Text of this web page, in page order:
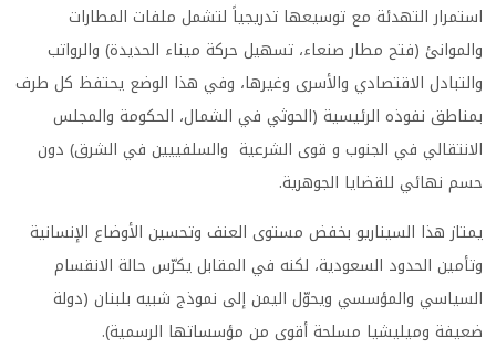
استمرار التهدئة مع توسيعها تدريجياً لتشمل ملفات المطارات
والموانئ (فتح مطار صنعاء، تسهيل حركة ميناء الحديدة) والرواتب
والتبادل الاقتصادي والأسرى وغيرها، وفي هذا الوضع يحتفظ كل طرف
بمناطق نفوذه الرئيسية (الحوثي في الشمال، الحكومة والمجلس
الانتقالي في الجنوب و قوى الشرعية والسلفييين في الشرق) دون
حسم نهائي للقضايا الجوهرية.
يمتاز هذا السيناريو بخفض مستوى العنف وتحسين الأوضاع الإنسانية
وتأمين الحدود السعودية، لكنه في المقابل يكرّس حالة الانقسام
السياسي والمؤسسي ويحوّل اليمن إلى نموذج شبيه بلبنان (دولة
ضعيفة وميليشيا مسلحة أقوى من مؤسساتها الرسمية).